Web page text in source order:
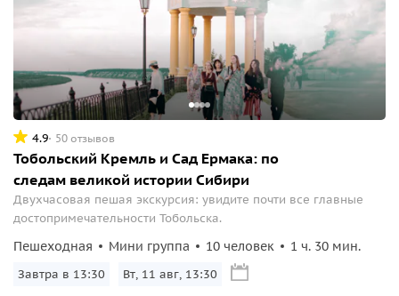
4.9 50 отзывов
Тобольский Кремль и Сад Ермака: по
следам великой истории Сибири
Двухчасовая пешая экскурсия: увидите почти все главные
достопримечательности Тобольска.
Пешеходная Мини группа 10 человек 1 ч. 30 мин.
Завтра в 13:30 Вт, 11 авг, 13:30